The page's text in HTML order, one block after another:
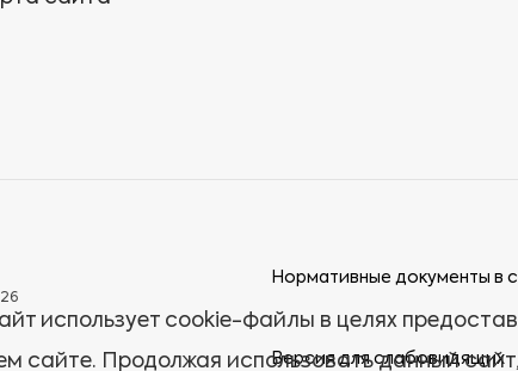
Нормативные документы в
Версия для слабовидящих
использует cookie-файлы в целях
сайте. Продолжая использовать данный